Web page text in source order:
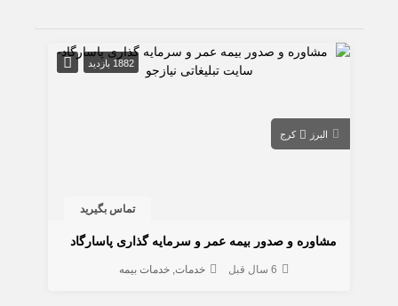
1882 بازدید
البرز کرج
تماس بگیرید
مشاوره و صدور بیمه عمر و سرمایه گذاری پاسارگاد
6 سال قبل خدمات خدمات بیمه